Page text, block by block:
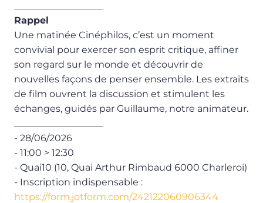
Rappel
Une matinée Cinéphilos, c’est un moment
convivial pour exercer son esprit critique, affiner
son regard sur le monde et découvrir de
nouvelles façons de penser ensemble. Les extraits
de film ouvrent la discussion et stimulent les
échanges, guidés par Guillaume, notre animateur.
- 28/06/2026
- 11:00 > 12:30
- Quai10 (10, Quai Arthur Rimbaud 6000 Charleroi)
- Inscription indispensable :
https://form.jotform.com/242122060906344